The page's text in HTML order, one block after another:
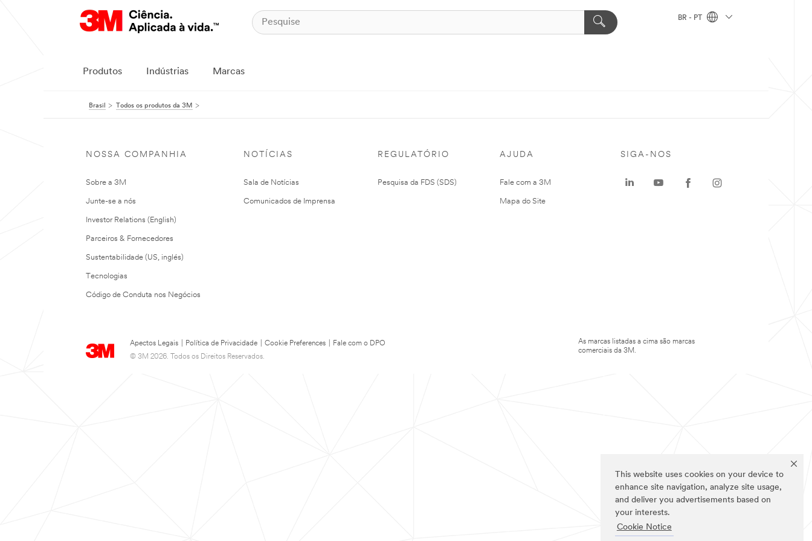
This website uses cookies on your device to
enhance site navigation, analyze site usage,
and deliver you advertisements based on
your interests.
Cookie Notice
BR - PT
Produtos Indústrias Marcas
Brasil Todos os produtos da 3M
NOSSA COMPANHIA
Sobre a 3M
Junte-se a nós
Investor Relations (English)
Parceiros & Fornecedores
Sustentabilidade (US, inglés)
Tecnologias
Código de Conduta nos Negócios
NOTÍCIAS
Sala de Notícias
Comunicados de Imprensa
REGULATÓRIO
Pesquisa da FDS (SDS)
AJUDA
Fale com a 3M
Mapa do Site
Apectos Legais Política de Privacidade Cookie Preferences
Fale com o DPO
© 3M 2026. Todos os Direitos Reservados.
SIGA-NOS
As marcas listadas a cima são marcas
comerciais da 3M.